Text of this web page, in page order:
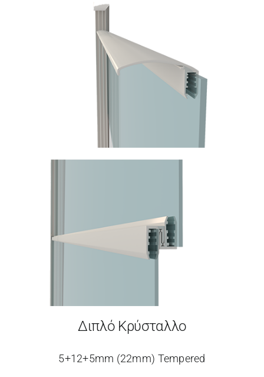
Διπλό Κρύσταλλο
5+12+5mm (22mm) Tempered